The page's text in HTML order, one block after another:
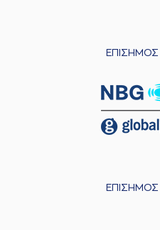
ΕΠΙΣΗΜΟΣ
ΕΠΙΣΗΜΟΣ